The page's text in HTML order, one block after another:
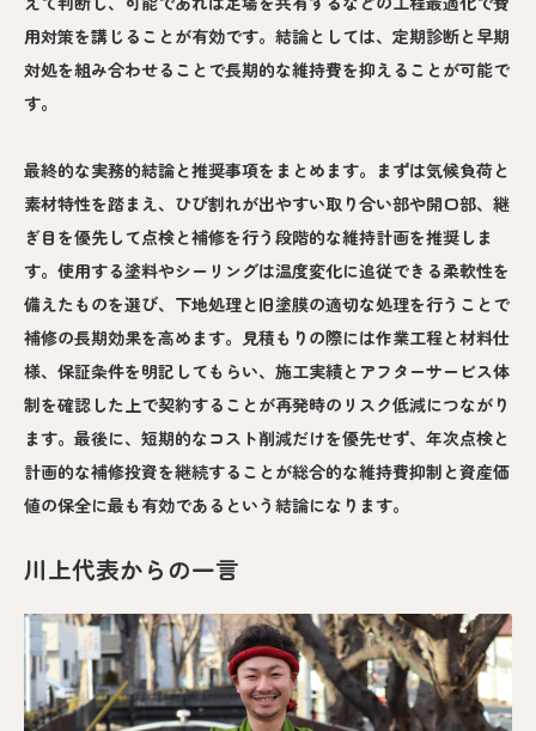
用対策を講じることが有効です。結論としては、定期診断と早期
対処を組み合わせることで長期的な維持費を抑えることが可能で
す。
最終的な実務的結論と推奨事項をまとめます。まずは気候負荷と
素材特性を踏まえ、ひび割れが出やすい取り合い部や開口部、継
ぎ目を優先して点検と補修を行う段階的な維持計画を推奨しま
す。使用する塗料やシーリングは温度変化に追従できる柔軟性を
備えたものを選び、下地処理と旧塗膜の適切な処理を行うことで
補修の長期効果を高めます。見積もりの際には作業工程と材料仕
様、保証条件を明記してもらい、施工実績とアフターサービス体
制を確認した上で契約することが再発時のリスク低減につながり
ます。最後に、短期的なコスト削減だけを優先せず、年次点検と
計画的な補修投資を継続することが総合的な維持費抑制と資産価
値の保全に最も有効であるという結論になります。
川上代表からの一言